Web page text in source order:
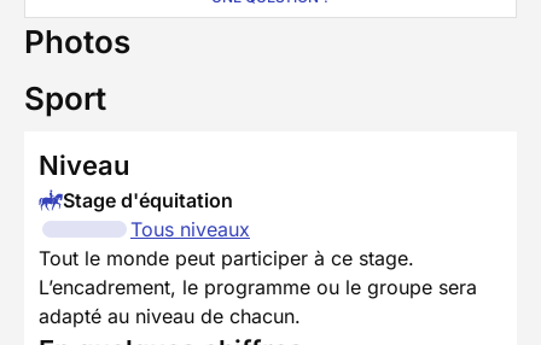
Photos
Sport
Niveau
Stage d'équitation
Tous niveaux
Tout le monde peut participer à ce stage.
L’encadrement, le programme ou le groupe sera
adapté au niveau de chacun.